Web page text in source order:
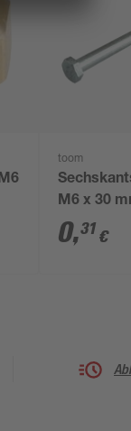
toom
M6 x 30
0,31 €